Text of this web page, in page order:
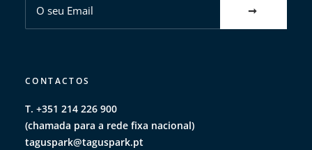
CONTACTOS
T. +351 214 226 900
(chamada para a rede fixa nacional)
taguspark@taguspark.pt